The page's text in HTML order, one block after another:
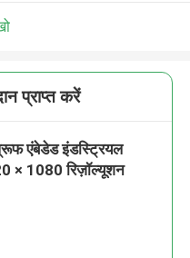
प्राप्त करें
एंबेडेड इंडस्ट्रियल
× 1080 रिज़ॉल्यूशन